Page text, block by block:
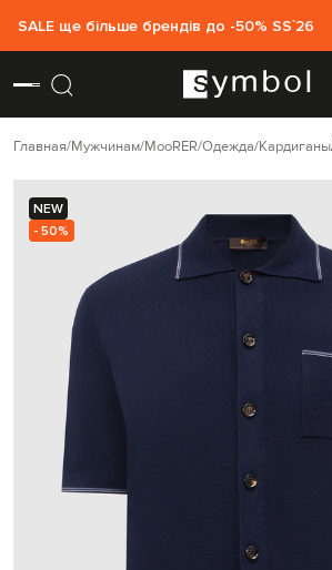
SALE ще більше брендів до -50% SS`26
Главная Мужчинам MooRER Одежда Кардиганы
NEW
- 50%